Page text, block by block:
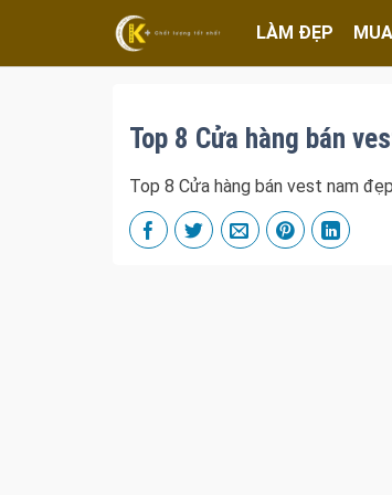
LÀM ĐẸP
Top 8 Cửa hàng bán
Top 8 Cửa hàng bán vest nam